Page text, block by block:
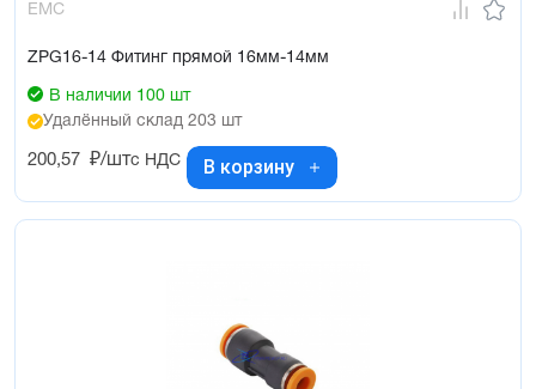
EMC
ZPG16-14 Фитинг прямой 16мм-14мм
В наличии 100 шт
Удалённый склад 203 шт
200,57 ₽/штс НДС В корзину